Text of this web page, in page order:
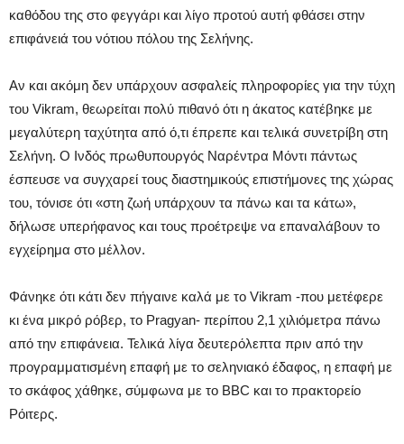
καθόδου της στο φεγγάρι και λίγο προτού αυτή φθάσει στην
επιφάνειά του νότιου πόλου της Σελήνης.
Αν και ακόμη δεν υπάρχουν ασφαλείς πληροφορίες για την τύχη
του Vikram, θεωρείται πολύ πιθανό ότι η άκατος κατέβηκε με
μεγαλύτερη ταχύτητα από ό,τι έπρεπε και τελικά συνετρίβη στη
Σελήνη. Ο Ινδός πρωθυπουργός Ναρέντρα Μόντι πάντως
έσπευσε να συγχαρεί τους διαστημικούς επιστήμονες της χώρας
του, τόνισε ότι «στη ζωή υπάρχουν τα πάνω και τα κάτω»,
δήλωσε υπερήφανος και τους προέτρεψε να επαναλάβουν το
εγχείρημα στο μέλλον.
Φάνηκε ότι κάτι δεν πήγαινε καλά με το Vikram -που μετέφερε
κι ένα μικρό ρόβερ, το Pragyan- περίπου 2,1 χιλιόμετρα πάνω
από την επιφάνεια. Τελικά λίγα δευτερόλεπτα πριν από την
προγραμματισμένη επαφή με το σεληνιακό έδαφος, η επαφή με
το σκάφος χάθηκε, σύμφωνα με το BBC και το πρακτορείο
Ρόιτερς.